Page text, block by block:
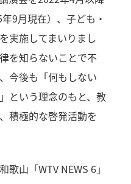
9月現在）、子ども・
実施してまいりまし
を知らないことで不
今後も「何もしない
という理念のもと、教
積極的な啓発活動を
山「WTV NEWS 6」